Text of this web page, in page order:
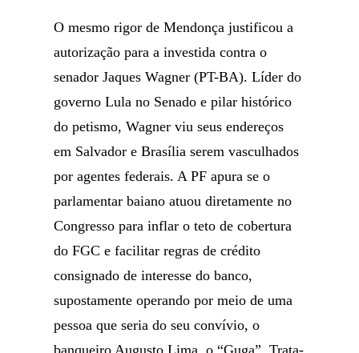
O mesmo rigor de Mendonça justificou a
autorização para a investida contra o
senador Jaques Wagner (PT-BA). Líder do
governo Lula no Senado e pilar histórico
do petismo, Wagner viu seus endereços
em Salvador e Brasília serem vasculhados
por agentes federais. A PF apura se o
parlamentar baiano atuou diretamente no
Congresso para inflar o teto de cobertura
do FGC e facilitar regras de crédito
consignado de interesse do banco,
supostamente operando por meio de uma
pessoa que seria do seu convívio, o
banqueiro Augusto Lima, o “Guga”. Trata-